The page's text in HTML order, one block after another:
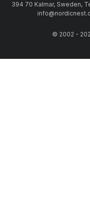
394 70 Kalmar, Sweden,
© 2002 -